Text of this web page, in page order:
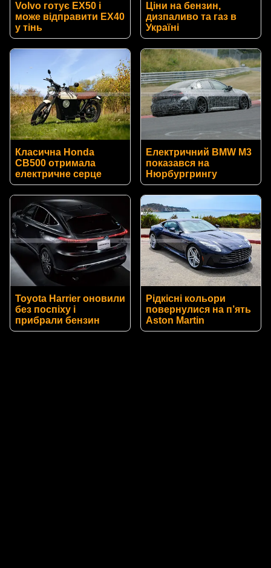
Volvo готує EX50 і
може відправити EX40
у тінь
Ціни на бензин,
дизпаливо та газ в
Україні
Класична Honda
CB500 отримала
електричне серце
Електричний BMW M3
показався на
Нюрбургрингу
Toyota Harrier оновили
без поспіху і
прибрали бензин
Рідкісні кольори
повернулися на п’ять
Aston Martin